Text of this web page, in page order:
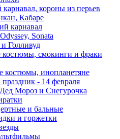
карнавал, короны из перьев
Кабаре
карнавал
Sonata
Голливуд
костюмы, смокинги и фраки
костюмы, инопланетяне
- 14 февраля
Мороз и Снегурочка
и бальные
и горжетки